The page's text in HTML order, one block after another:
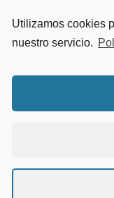
This site uses
© 2018
Web
Utilizamos cookies
nuestro servicio.